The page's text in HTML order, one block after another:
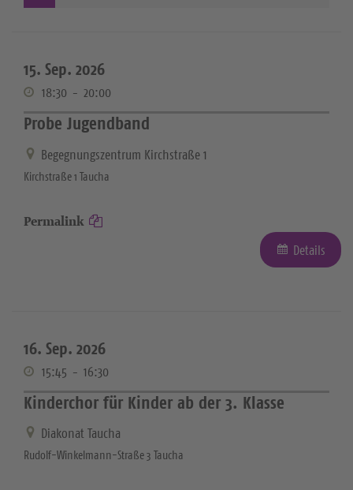
15. Sep. 2026
18:30 - 20:00
Probe Jugendband
Begegnungszentrum Kirchstraße 1
Kirchstraße 1 Taucha
Permalink
Details
16. Sep. 2026
15:45 - 16:30
Kinderchor für Kinder ab der 3. Klasse
Diakonat Taucha
Rudolf-Winkelmann-Straße 3 Taucha